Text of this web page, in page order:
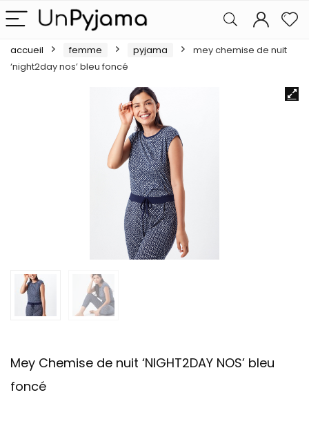
accueil femme pyjama
mey chemise de nuit
‘night2day nos’ bleu foncé
Mey Chemise de nuit ‘NIGHT2DAY NOS’ bleu
foncé